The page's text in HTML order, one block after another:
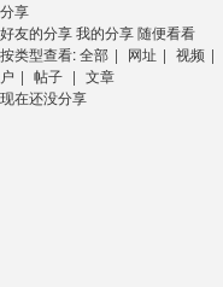
分享
好友的分享我的分享随便看看
按类型查看:全部 | 网址 | 视频 |
户 | 帖子 | 文章
现在还没分享